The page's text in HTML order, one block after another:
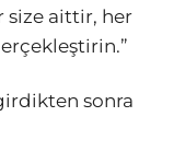
size aittir, her
sonra